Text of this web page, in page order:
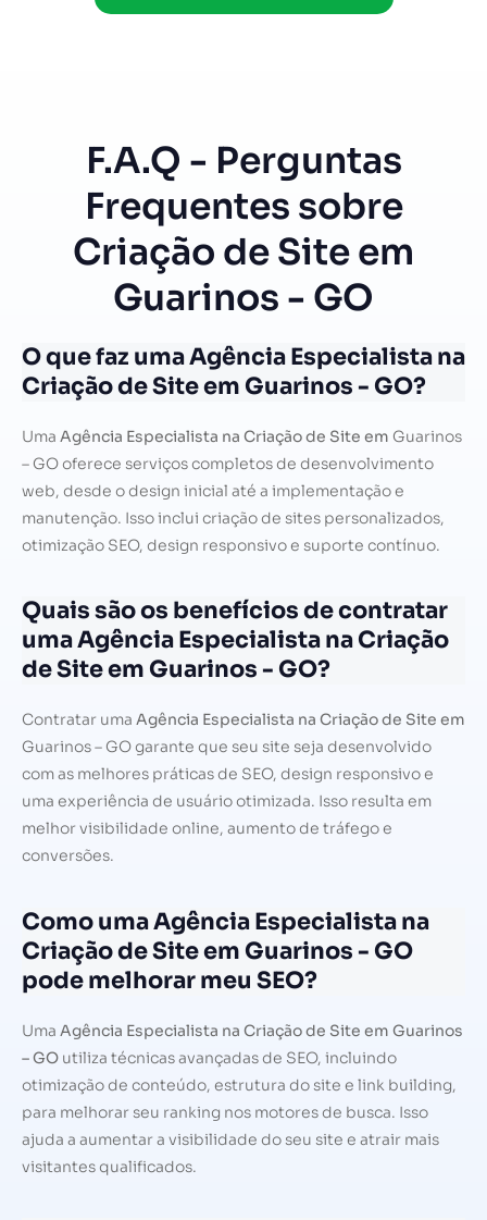
F.A.Q - Perguntas
Frequentes sobre
Criação de Site em
Guarinos - GO
O que faz uma Agência Especialista na
Criação de Site em Guarinos - GO?
Uma Agência Especialista na Criação de Site em Guarinos
– GO oferece serviços completos de desenvolvimento
web, desde o design inicial até a implementação e
manutenção. Isso inclui criação de sites personalizados,
otimização SEO, design responsivo e suporte contínuo.
Quais são os benefícios de contratar
uma Agência Especialista na Criação
de Site em Guarinos - GO?
Contratar uma Agência Especialista na Criação de Site em
Guarinos – GO garante que seu site seja desenvolvido
com as melhores práticas de SEO, design responsivo e
uma experiência de usuário otimizada. Isso resulta em
melhor visibilidade online, aumento de tráfego e
conversões.
Como uma Agência Especialista na
Criação de Site em Guarinos - GO
pode melhorar meu SEO?
Uma Agência Especialista na Criação de Site em Guarinos
– GO utiliza técnicas avançadas de SEO, incluindo
otimização de conteúdo, estrutura do site e link building,
para melhorar seu ranking nos motores de busca. Isso
ajuda a aumentar a visibilidade do seu site e atrair mais
visitantes qualificados.